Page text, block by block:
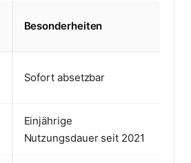
Besonderheiten
Sofort absetzbar
Einjährige
Nutzungsdauer seit 2021